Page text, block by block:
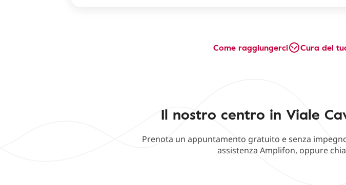
Come raggiungerci Cura del
Il nostro centro in Viale
Prenota un appuntamento gratuito e senza
assistenza Amplifon, oppure